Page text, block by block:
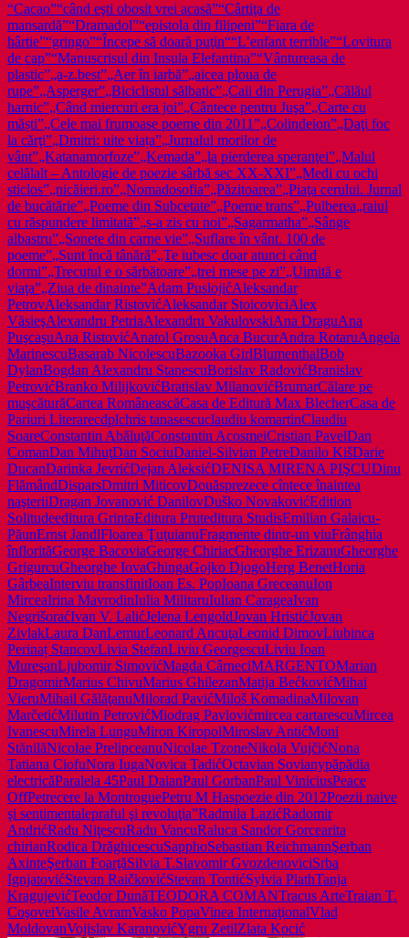
2012
și
tot
atâtea
sfârșituri
ale
lumii
ei
“Cacao”“când eşti obosit vrei acasă”“Cârtiţa de
mansardă”“Dramadol”“epistola din filipeni”“Fiara de
hârtie”“gringo”“Începe să doară puţin““L’enfant terrible”“Lovitura
de cap”“Manuscrisul din Insula Elefantina”“Vântureasa de
plastic”„a-z.best”„Aer în iarbă”„aicea ploua de
rupe”„Asperger”„Biciclistul sălbatic”„Caii din Perugia”„Călăul
harnic”„Când miercuri era joi”„Cântece pentru Juşa”„Carte cu
măști”„Cele mai frumoase poeme din 2011”„Colindeion”„Daţi foc
la cărţi”„Dmitri: uite viața”„Jurnalul morilor de
vânt”„Katanamorfoze”„Kemada”„la pierderea speranţei”„Malul
celălalt – Antologie de poezie sârbă sec XX-XXI”„Medi cu ochi
sticlos”„nicăieri.ro”„Nomadosofia”„Păzitoarea”„Piaţa cerului. Jurnal
de bucătărie”„Poeme din Subcetate”„Poeme trans”„Pulberea„raiul
cu răspundere limitată”„s-a zis cu noi”„Sagarmatha”„Sânge
albastru”„Sonete din carne vie”„Suflare în vânt. 100 de
poeme”„Sunt încă tânără”„Te iubesc doar atunci când
dormi”„Trecutul e o sărbătoare”„trei mese pe zi”„Uimită e
viaţa”„Ziua de dinainte”Adam PuslojićAleksandar
PetrovAleksandar RistovićAleksandar StoicoviciAlex
VăsieşAlexandru PetriaAlexandru VakulovskiAna DraguAna
PuşcaşuAna RistovićAnatol GrosuAnca BucurAndra RotaruAngela
MarinescuBasarab NicolescuBazooka GirlBlumenthalBob
DylanBogdan Alexandru StanescuBorislav RadovićBranislav
PetrovićBranko MilijkovićBratislav MilanovićBrumarCălare pe
muşcăturăCartea RomâneascăCasa de Editură Max BlecherCasa de
Pariuri Literarecdplchris tanasescuclaudiu komartinClaudiu
SoareConstantin AbăluţăConstantin AcosmeiCristian PavelDan
ComanDan MihuţDan SociuDaniel-Silvian PetreDanilo KišDarie
DucanDarinka JevrićDejan AleksićDENISA MIRENA PIŞCUDinu
FlămândDisparsDmitri MiticovDouăsprezece cîntece înaintea
naşteriiDragan Jovanović DanilovDuško NovakovićEdition
Solitudeeditura GrintaEditura Pruteditura StudisEmilian Galaicu-
PăunErnst JandlFloarea ŢuţuianuFragmente dintr-un viuFrânghia
înflorităGeorge BacoviaGeorge ChiriacGheorghe ErizanuGheorghe
GrigurcuGheorghe IovaGhingaGojko DjogoHerg BenetHoria
GârbeaInterviu transfinitIoan Es. PopIoana GreceanuIon
MirceaIrina MavrodinIulia MilitaruIulian CarageaIvan
NegrišoraćIvan V. LalićJelena LengoldJovan HristićJovan
ZivlakLaura DanLemurLeonard AncuţaLeonid DimovLiubinca
Perinaț StancovLivia StefanLiviu GeorgescuLiviu Ioan
MureşanLjubomir SimovićMagda CârneciMARGENTOMarian
DragomirMarius ChivuMarius GhilezanMatija BećkovićMihai
VieruMihail GălăţanuMilorad PavićMiloš KomadinaMilovan
MarčetićMilutin PetrovićMiodrag Pavlovićmircea cartarescuMircea
IvanescuMirela LunguMiron KiropolMiroslav AntićMoni
StănilăNicolae PrelipceanuNicolae TzoneNikola VujčićNona
Tatiana CiofuNora IugaNovica TadićOctavian Sovianypăpădia
electricăParalela 45Paul DaianPaul GorbanPaul ViniciusPeace
OffPetrecere la MontroguePetru M Haspoezie din 2012Poezii naive
şi sentimentalepraful şi revoluţia”Radmila LazićRadomir
AndrićRadu NiţescuRadu VancuRaluca Sandor Gorcearita
chirianRodica DrăghicescuSapphoSebastian ReichmannŞerban
AxinteŞerban FoarţăSilvia T.Slavomir GvozdenoviciSrba
IgnjatovićStevan RaičkovićStevan TontićSylvia PlathTanja
KragujevićTeodor DunăTEODORA COMANTracus ArteTraian T.
CoşoveiVasile AvramVasko PopaVinea InternaţionalVlad
MoldovanVojislav KaranovićYgru ZetilZlata Kocić